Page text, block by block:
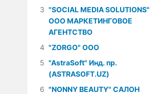
3 "SOCIAL MEDIA SOLUTIONS"
ООО МАРКЕТИНГОВОЕ
АГЕНТСТВО
4 "ZORGO" ООО
5 "AstraSoft" Инд. пр.
(ASTRASOFT.UZ)
6 "NONNY BEAUTY" САЛОН